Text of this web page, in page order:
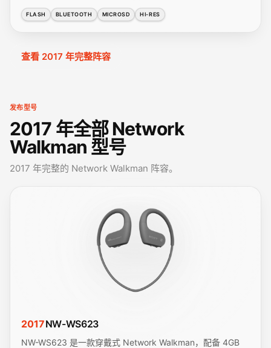
FLASH BLUETOOTH MICROSD HI-RES
查看 2017 年完整阵容
发布型号
2017 年全部 Network
Walkman 型号
2017 年完整的 Network Walkman 阵容。
2017NW-WS623
NW-WS623 是一款穿戴式 Network Walkman，配备 4GB